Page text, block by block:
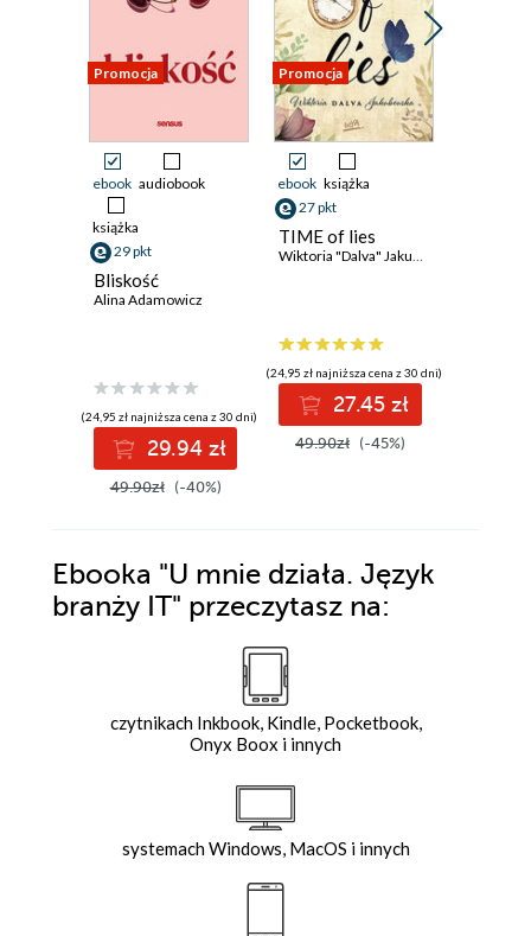
Promocja
ebook audiobook
książka
29 pkt
Bliskość
Alina Adamowicz
(24,95 zł najniższa cena z 30 dni)
29.94 zł
49.90zł (-40%)
Promocja
ebook książka
27 pkt
TIME of lies
(24,95 zł najniższa cena z 30 dni)
27.45 zł
49.90zł (-45%)
Ebooka "U mnie działa. Język
branży IT" przeczytasz na:
czytnikach Inkbook, Kindle, Pocketbook,
Onyx Boox i innych
systemach Windows, MacOS i innych